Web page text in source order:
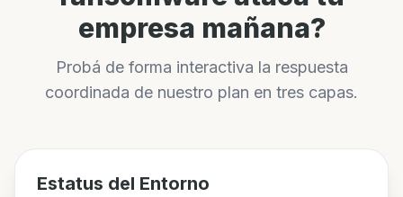
empresa mañana?
Probá de forma interactiva la respuesta
coordinada de nuestro plan en tres capas.
Estatus del Entorno